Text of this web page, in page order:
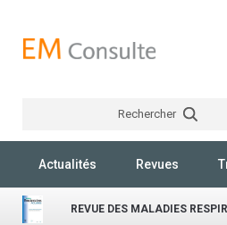
Rechercher
Actualités Revues
REVUE DES MALADIES